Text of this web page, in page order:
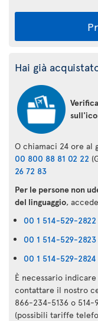
Hai già
O chiamaci 24 ore al
00 800 88 81 02 22
26 72 83
Per le persone non
del linguaggio,
00 1 514-529-2822
00 1 514-529-2823
00 1 514-529-2824
È necessario
contattare il nostro
866-234-5136 o 514-
(possibili tariffe